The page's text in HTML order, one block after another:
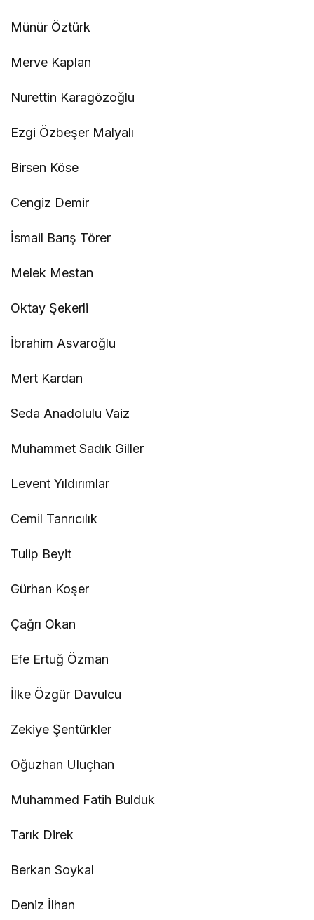
Münür Öztürk
Merve Kaplan
Nurettin Karagözoğlu
Ezgi Özbeşer Malyalı
Birsen Köse
Cengiz Demir
İsmail Barış Törer
Melek Mestan
Oktay Şekerli
İbrahim Asvaroğlu
Mert Kardan
Seda Anadolulu Vaiz
Muhammet Sadık Giller
Levent Yıldırımlar
Cemil Tanrıcılık
Tulip Beyit
Gürhan Koşer
Çağrı Okan
Efe Ertuğ Özman
İlke Özgür Davulcu
Zekiye Şentürkler
Oğuzhan Uluçhan
Muhammed Fatih Bulduk
Tarık Direk
Berkan Soykal
Deniz İlhan